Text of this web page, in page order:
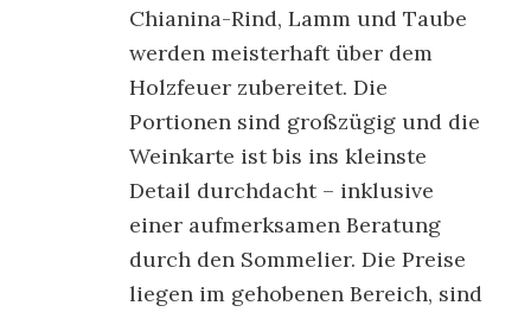
Chianina-Rind, Lamm und Taube
werden meisterhaft über dem
Holzfeuer zubereitet. Die
Portionen sind großzügig und die
Weinkarte ist bis ins kleinste
Detail durchdacht – inklusive
einer aufmerksamen Beratung
durch den Sommelier. Die Preise
liegen im gehobenen Bereich, sind